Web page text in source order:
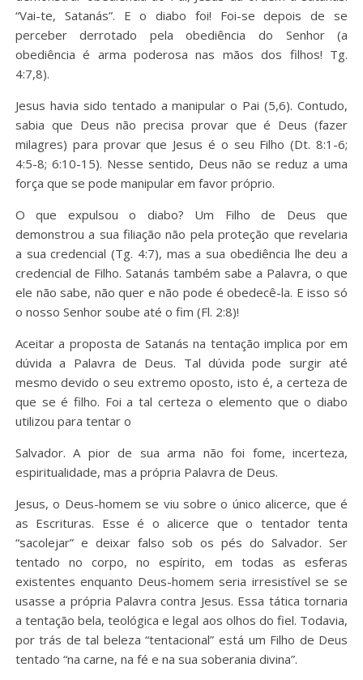
“Vai-te, Satanás”. E o diabo foi! Foi-se depois de se
perceber derrotado pela obediência do Senhor (a
obediência é arma poderosa nas mãos dos filhos! Tg.
4:7,8).
Jesus havia sido tentado a manipular o Pai (5,6). Contudo,
sabia que Deus não precisa provar que é Deus (fazer
milagres) para provar que Jesus é o seu Filho (Dt. 8:1-6;
4:5-8; 6:10-15). Nesse sentido, Deus não se reduz a uma
força que se pode manipular em favor próprio.
O que expulsou o diabo? Um Filho de Deus que
demonstrou a sua filiação não pela proteção que revelaria
a sua credencial (Tg. 4:7), mas a sua obediência lhe deu a
credencial de Filho. Satanás também sabe a Palavra, o que
ele não sabe, não quer e não pode é obedecê-la. E isso só
o nosso Senhor soube até o fim (Fl. 2:8)!
Aceitar a proposta de Satanás na tentação implica por em
dúvida a Palavra de Deus. Tal dúvida pode surgir até
mesmo devido o seu extremo oposto, isto é, a certeza de
que se é filho. Foi a tal certeza o elemento que o diabo
utilizou para tentar o
Salvador. A pior de sua arma não foi fome, incerteza,
espiritualidade, mas a própria Palavra de Deus.
Jesus, o Deus-homem se viu sobre o único alicerce, que é
as Escrituras. Esse é o alicerce que o tentador tenta
“sacolejar” e deixar falso sob os pés do Salvador. Ser
tentado no corpo, no espírito, em todas as esferas
existentes enquanto Deus-homem seria irresistível se se
usasse a própria Palavra contra Jesus. Essa tática tornaria
a tentação bela, teológica e legal aos olhos do fiel. Todavia,
por trás de tal beleza “tentacional” está um Filho de Deus
tentado “na carne, na fé e na sua soberania divina”.